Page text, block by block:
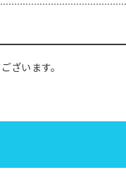
ざいます。